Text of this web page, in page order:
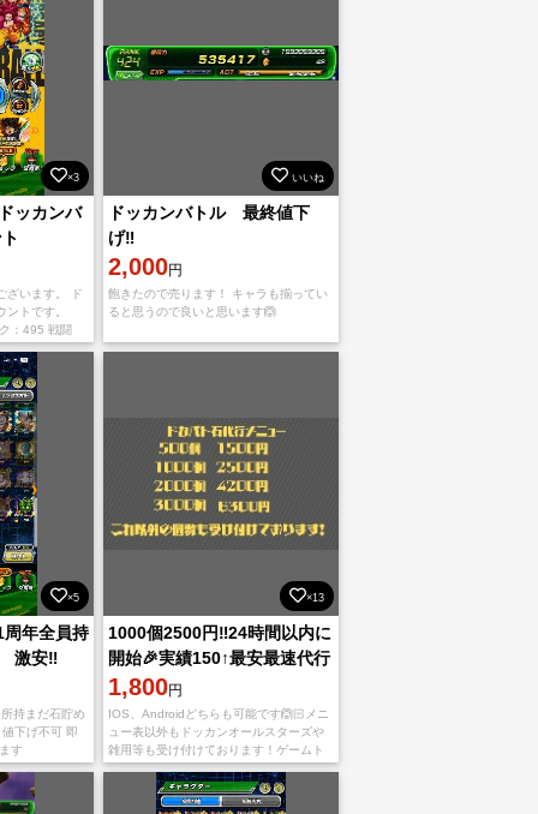
×3
ッカンバ
ざいます。 ド
トです。
：495 戦闘
体 それなり
いいね
ドッカンバトル 最終値下
げ‼️
2,000円
飽きたので売ります！ キャラも揃ってい
ると思うので良いと思います🙆
×5
年全員持
激安‼️
持まだ石貯め
下げ不可 即
す
×13
1000個2500円‼️24時間以内に
開始🎉実績150↑最安最速代行
💪
1,800円
IOS、Androidどちらも可能です🙆🏻メニ
ュー表以外もドッカンオールスターズや
雑用等も受け付けております！ゲームト
レード内最安最速！出品5分おきにしか出
来ないので順番に出品していきます！開
始2時間以